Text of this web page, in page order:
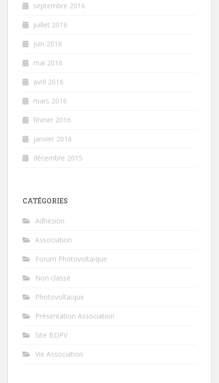
septembre 2016
juillet 2016
juin 2016
mai 2016
avril 2016
mars 2016
février 2016
janvier 2016
décembre 2015
CATÉGORIES
Adhésion
Association
Forum Photovoltaïque
Non classé
Photovoltaïque
Présentation Association
Site BDPV
Vie Association